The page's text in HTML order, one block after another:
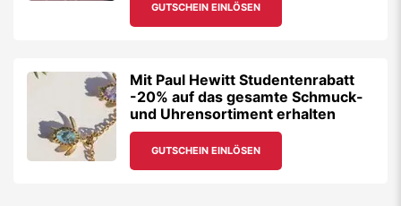
GUTSCHEIN EINLÖSEN
Mit Paul Hewitt Studentenrabatt
-20% auf das gesamte Schmuck-
und Uhrensortiment erhalten
GUTSCHEIN EINLÖSEN